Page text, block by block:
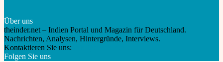
Über uns
theinder.net – Indien Portal und Magazin für Deutschland.
Nachrichten, Analysen, Hintergründe, Interviews.
Kontaktieren Sie uns:
Folgen Sie uns